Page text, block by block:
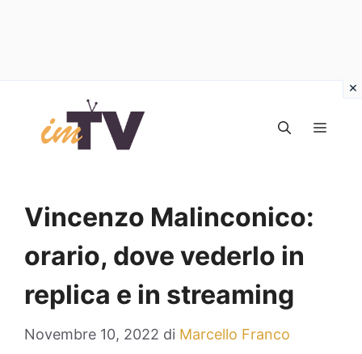
contenuto
Vincenzo Malinconico:
orario, dove vederlo in
replica e in streaming
Novembre 10, 2022 di Marcello Franco